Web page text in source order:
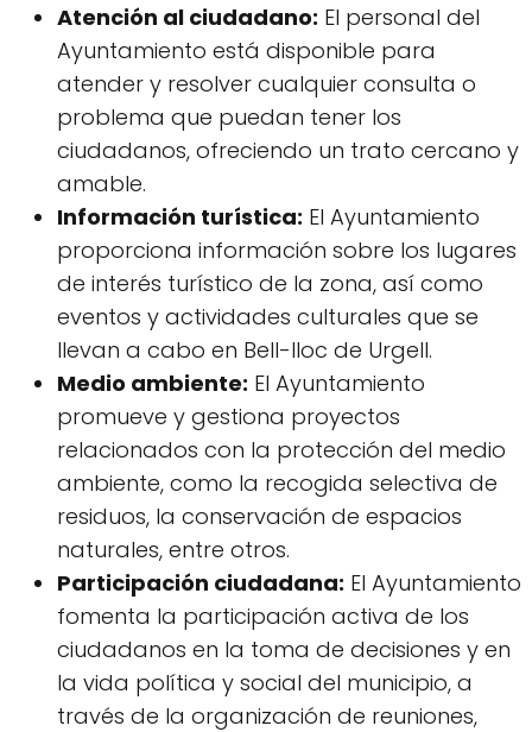
Atención al ciudadano: El personal del
Ayuntamiento está disponible para
atender y resolver cualquier consulta o
problema que puedan tener los
ciudadanos, ofreciendo un trato cercano y
amable.
Información turística: El Ayuntamiento
proporciona información sobre los lugares
de interés turístico de la zona, así como
eventos y actividades culturales que se
llevan a cabo en Bell-lloc de Urgell.
Medio ambiente: El Ayuntamiento
promueve y gestiona proyectos
relacionados con la protección del medio
ambiente, como la recogida selectiva de
residuos, la conservación de espacios
naturales, entre otros.
Participación ciudadana: El Ayuntamiento
fomenta la participación activa de los
ciudadanos en la toma de decisiones y en
la vida política y social del municipio, a
través de la organización de reuniones,